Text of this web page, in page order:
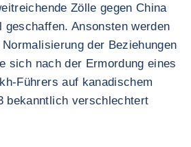
Zölle gegen China
geschaffen. Ansonsten werden
der Beziehungen
sich nach der Ermordung eines
Führers auf kanadischem
bekanntlich verschlechtert